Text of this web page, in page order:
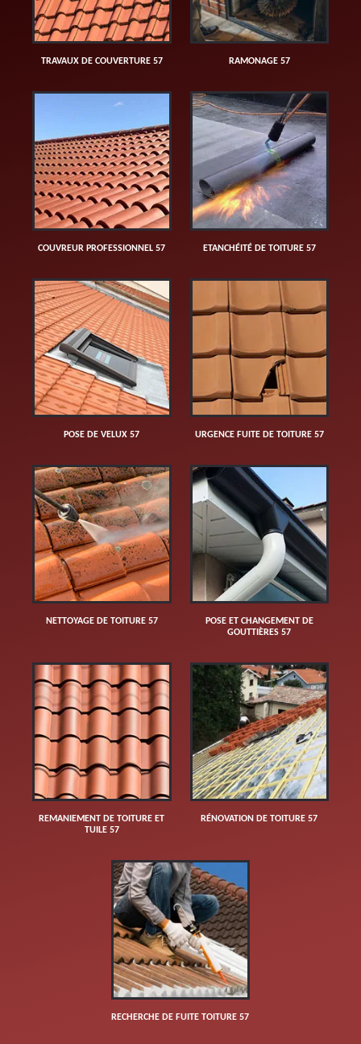
TRAVAUX DE COUVERTURE 57 RAMONAGE 57
COUVREUR PROFESSIONNEL 57 ETANCHÉITÉ DE TOITURE 57
POSE DE VELUX 57 URGENCE FUITE DE TOITURE 57
NETTOYAGE DE TOITURE 57
POSE ET CHANGEMENT DE
GOUTTIÈRES 57
REMANIEMENT DE TOITURE ET
TUILE 57
RÉNOVATION DE TOITURE 57
RECHERCHE DE FUITE TOITURE 57